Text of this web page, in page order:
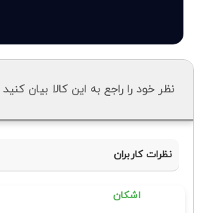
نظر خود را راجع به این کالا بیان کنید
نظرات کاربران
اشکان